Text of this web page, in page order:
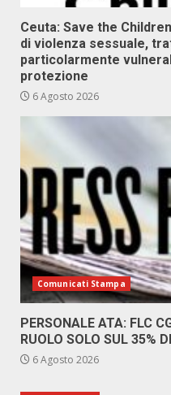
Ceuta: Save the
di violenza sessuale,
particolarmente
protezione
6 Agosto 2026
Comunicati Stampa
PERSONALE ATA: FLC
RUOLO SOLO SUL 35%
6 Agosto 2026